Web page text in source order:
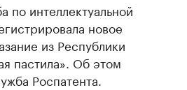
по интеллектуальной
новое
из Республики
пастила». Об этом
Роспатента.